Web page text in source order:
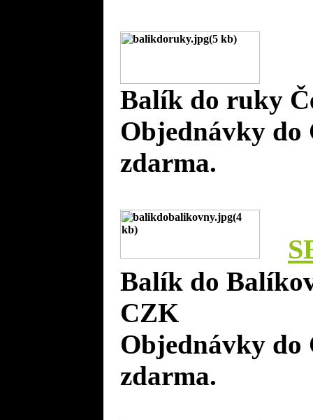
Balík do ruky
Objednávky do
zdarma.
Balík do
CZK
Objednávky do
zdarma.